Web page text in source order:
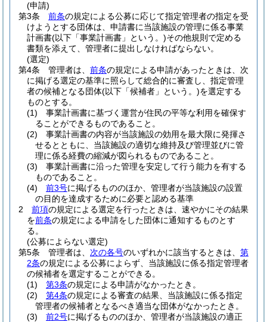
(申請)
第3条
前条の規定による公募に応じて指定管理者の指定を受
けようとする団体は、申請書に当該施設の管理に係る事業
計画書(以下「事業計画書」という。)その他規則で定める
書類を添えて、管理者に提出しなければならない。
(選定)
第4条
管理者は、 前条の規定による申請があったときは、次
に掲げる選定の基準に照らして総合的に審査し、指定管理
者の候補となる団体(以下「候補者」という。)を選定する
ものとする。
(1)
事業計画書に基づく運営が住民の平等な利用を確保す
ることができるものであること。
(2)
事業計画書の内容が当該施設の効用を最大限に発揮さ
せるとともに、当該施設の適切な維持及び管理並びに管
理に係る経費の縮減が図られるものであること。
(3)
事業計画書に沿った管理を安定して行う能力を有する
ものであること。
(4)
前3号に掲げるもののほか、管理者が当該施設の設置
の目的を達成するために必要と認める基準
2
前項の規定による選定を行ったときは、速やかにその結果
を前条の規定による申請をした団体に通知するものとす
る。
(公募によらない選定)
第5条
管理者は、 次の各号のいずれかに該当するときは、 第
2条の規定による公募によらず、当該施設に係る指定管理者
の候補者を選定することができる。
(1)
第3条の規定による申請がなかったとき。
(2)
第4条の規定による審査の結果、当該施設に係る指定
管理者の候補者となるべき適当な団体がなかったとき。
(3)
前2号に掲げるもののほか、管理者が当該施設の適正